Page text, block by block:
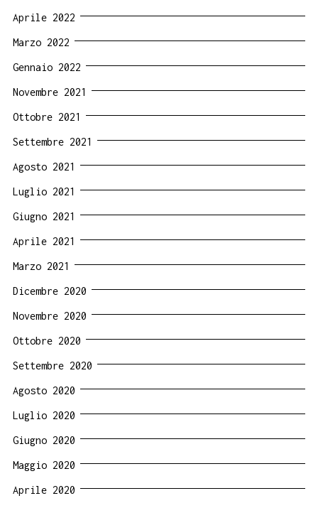
Aprile 2022
Marzo 2022
Gennaio 2022
Novembre 2021
Ottobre 2021
Settembre 2021
Agosto 2021
Luglio 2021
Giugno 2021
Aprile 2021
Marzo 2021
Dicembre 2020
Novembre 2020
Ottobre 2020
Settembre 2020
Agosto 2020
Luglio 2020
Giugno 2020
Maggio 2020
Aprile 2020